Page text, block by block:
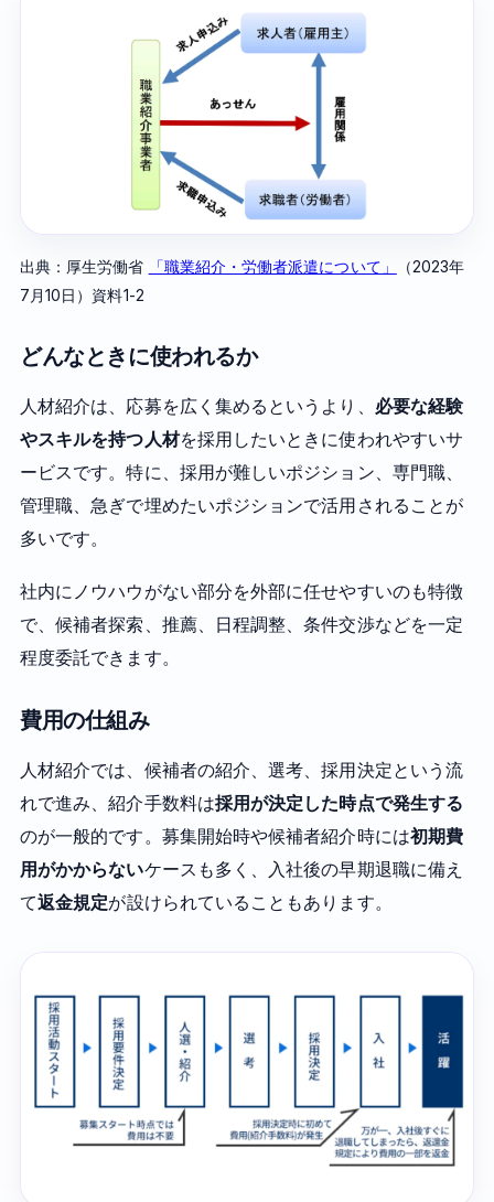
出典：厚生労働省 「職業紹介・労働者派遣について」
（2023年
7月10日）資料1-2
どんなときに使われるか
人材紹介は、応募を広く集めるというより、 必要な経験
やスキルを持つ人材を採用したいときに使われやすいサ
ービスです。特に、採用が難しいポジション、専門職、
管理職、急ぎで埋めたいポジションで活用されることが
多いです。
社内にノウハウがない部分を外部に任せやすいのも特徴
で、候補者探索、推薦、日程調整、条件交渉などを一定
程度委託できます。
費用の仕組み
人材紹介では、候補者の紹介、選考、採用決定という流
れで進み、紹介手数料は採用が決定した時点で発生する
のが一般的です。募集開始時や候補者紹介時には初期費
用がかからないケースも多く、入社後の早期退職に備え
て返金規定が設けられていることもあります。